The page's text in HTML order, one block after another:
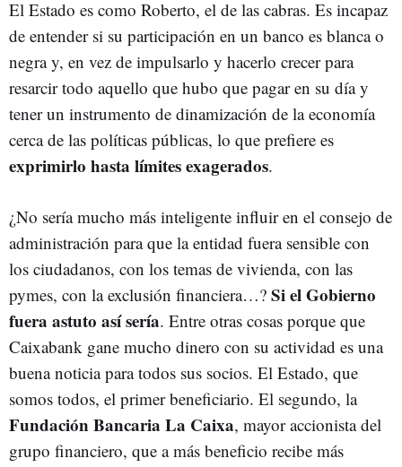
El Estado es como Roberto, el de las cabras. Es incapaz
de entender si su participación en un banco es blanca o
negra y, en vez de impulsarlo y hacerlo crecer para
resarcir todo aquello que hubo que pagar en su día y
tener un instrumento de dinamización de la economía
cerca de las políticas públicas, lo que prefiere es
exprimirlo hasta límites exagerados.
¿No sería mucho más inteligente influir en el consejo de
administración para que la entidad fuera sensible con
los ciudadanos, con los temas de vivienda, con las
pymes, con la exclusión financiera…? Si el Gobierno
fuera astuto así sería. Entre otras cosas porque que
Caixabank gane mucho dinero con su actividad es una
buena noticia para todos sus socios. El Estado, que
somos todos, el primer beneficiario. El segundo, la
Fundación Bancaria La Caixa, mayor accionista del
grupo financiero, que a más beneficio recibe más